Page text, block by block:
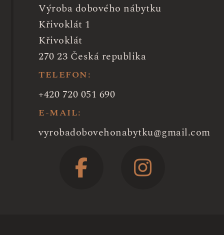
Výroba dobového nábytku
Křivoklát 1
Křivoklát
270 23 Česká republika
TELEFON:
+420 720 051 690
E-MAIL:
vyrobadobovehonabytku@gmail.com